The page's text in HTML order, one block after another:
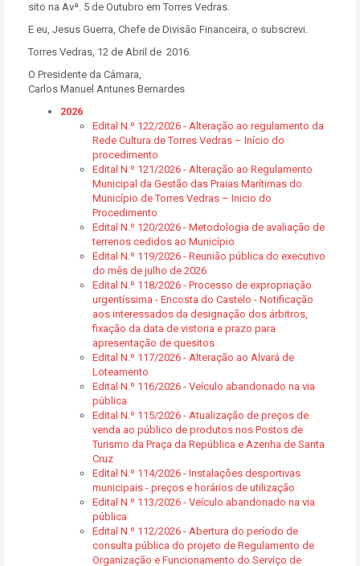
sito na Avª. 5 de Outubro em Torres Vedras.
E eu, Jesus Guerra, Chefe de Divisão Financeira, o subscrevi.
Torres Vedras, 12 de Abril de 2016.
O Presidente da Câmara,
Carlos Manuel Antunes Bernardes
2026
Edital N.º 122/2026 - Alteração ao regulamento da
Rede Cultura de Torres Vedras – Início do
procedimento
Edital N.º 121/2026 - Alteração ao Regulamento
Municipal da Gestão das Praias Marítimas do
Município de Torres Vedras – Inicio do
Procedimento
Edital N.º 120/2026 - Metodologia de avaliação de
terrenos cedidos ao Município
Edital N.º 119/2026 - Reunião pública do executivo
do mês de julho de 2026
Edital N.º 118/2026 - Processo de expropriação
urgentíssima - Encosta do Castelo - Notificação
aos interessados da designação dos árbitros,
fixação da data de vistoria e prazo para
apresentação de quesitos
Edital N.º 117/2026 - Alteração ao Alvará de
Loteamento
Edital N.º 116/2026 - Veículo abandonado na via
pública
Edital N.º 115/2026 - Atualização de preços de
venda ao público de produtos nos Postos de
Turismo da Praça da República e Azenha de Santa
Cruz
Edital N.º 114/2026 - Instalações desportivas
municipais - preços e horários de utilização
Edital N.º 113/2026 - Veículo abandonado na via
pública
Edital N.º 112/2026 - Abertura do período de
consulta pública do projeto de Regulamento de
Organização e Funcionamento do Serviço de